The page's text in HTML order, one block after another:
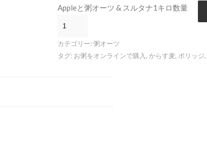
Appleと粥オーツ & スルタナ1キロ数量
カテゴリー:粥オーツ
タグ: お粥をオンラインで購入, からす麦, ポリッジ,